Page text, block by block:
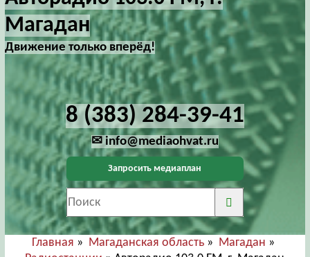
Магадан
Движение только вперёд!
8 (383) 284-39-41
✉ info@mediaohvat.ru
Запросить медиаплан
Главная » Магаданская область » Магадан »